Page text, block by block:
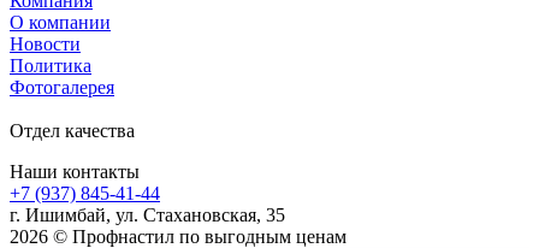
О компании
Новости
Политика
Фотогалерея
Отдел качества
Наши контакты
+7 (937) 845-41-44
г. Ишимбай, ул. Стахановская, 35
2026 © Профнастил по выгодным ценам